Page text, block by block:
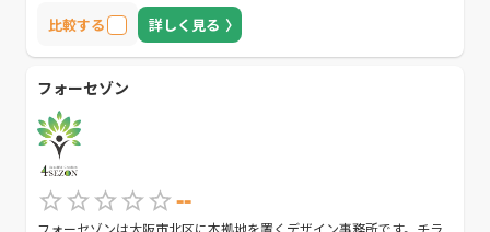
比較する 詳しく見る
フォーセゾン
--
フォーセゾンは大阪市北区に本拠地を置くデザイン事務所です。チラ